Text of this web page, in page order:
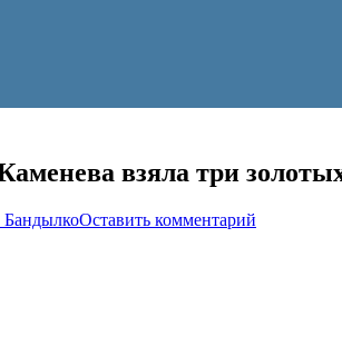
взяла три
Оставить комментарий